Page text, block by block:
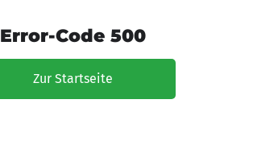
Error-Code 500
Zur Startseite